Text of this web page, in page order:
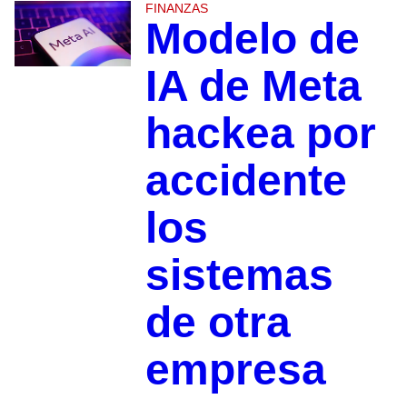
FINANZAS
Modelo de
IA de Meta
hackea por
accidente
los
sistemas
de otra
empresa